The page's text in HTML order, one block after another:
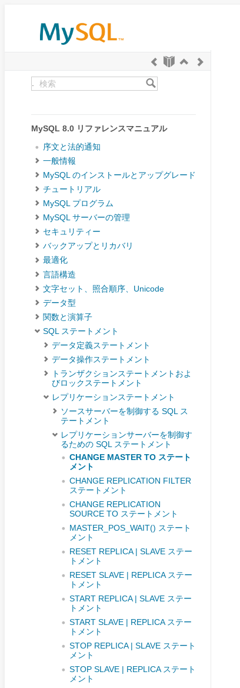
MySQL 8.0 リファレンスマニュアル
序文と法的通知
一般情報
MySQL のインストールとアップグレード
チュートリアル
MySQL プログラム
MySQL サーバーの管理
セキュリティー
バックアップとリカバリ
最適化
言語構造
文字セット、照合順序、Unicode
データ型
関数と演算子
SQL ステートメント
データ定義ステートメント
データ操作ステートメント
トランザクションステートメントおよ
びロックステートメント
レプリケーションステートメント
ソースサーバーを制御する SQL ス
テートメント
レプリケーションサーバーを制御す
るための SQL ステートメント
CHANGE MASTER TO ステート
メント
CHANGE REPLICATION FILTER
ステートメント
CHANGE REPLICATION
SOURCE TO ステートメント
MASTER_POS_WAIT() ステート
メント
RESET REPLICA | SLAVE ステー
トメント
RESET SLAVE | REPLICA ステー
トメント
START REPLICA | SLAVE ステー
トメント
START SLAVE | REPLICA ステー
トメント
STOP REPLICA | SLAVE ステート
メント
STOP SLAVE | REPLICA ステート
メント